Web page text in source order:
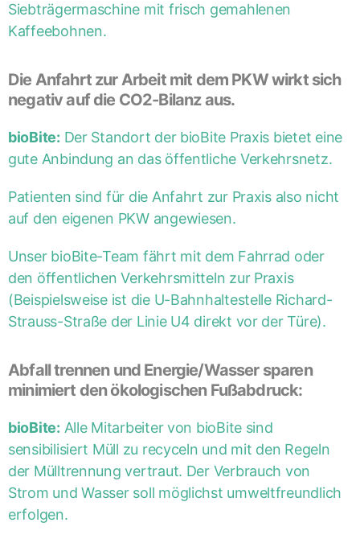
Siebträgermaschine mit frisch gemahlenen
Kaffeebohnen.
Die Anfahrt zur Arbeit mit dem PKW wirkt sich
negativ auf die CO2-Bilanz aus.
bioBite: Der Standort der bioBite Praxis bietet eine
gute Anbindung an das öffentliche Verkehrsnetz.
Patienten sind für die Anfahrt zur Praxis also nicht
auf den eigenen PKW angewiesen.
Unser bioBite-Team fährt mit dem Fahrrad oder
den öffentlichen Verkehrsmitteln zur Praxis
(Beispielsweise ist die U-Bahnhaltestelle Richard-
Strauss-Straße der Linie U4 direkt vor der Türe).
Abfall trennen und Energie/Wasser sparen
minimiert den ökologischen Fußabdruck:
bioBite: Alle Mitarbeiter von bioBite sind
sensibilisiert Müll zu recyceln und mit den Regeln
der Mülltrennung vertraut. Der Verbrauch von
Strom und Wasser soll möglichst umweltfreundlich
erfolgen.